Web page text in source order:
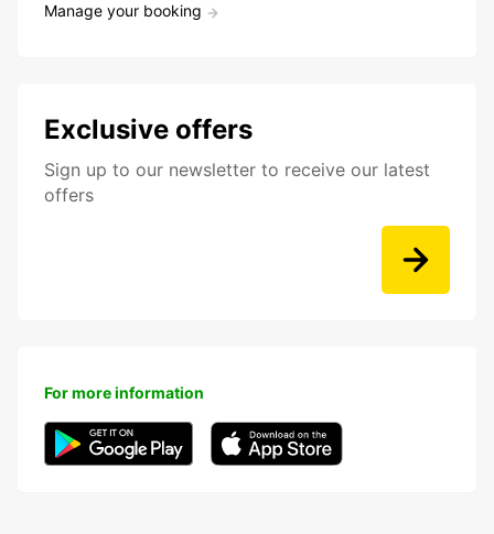
Manage your booking
Exclusive offers
Sign up to our newsletter to receive our latest
offers
For more information